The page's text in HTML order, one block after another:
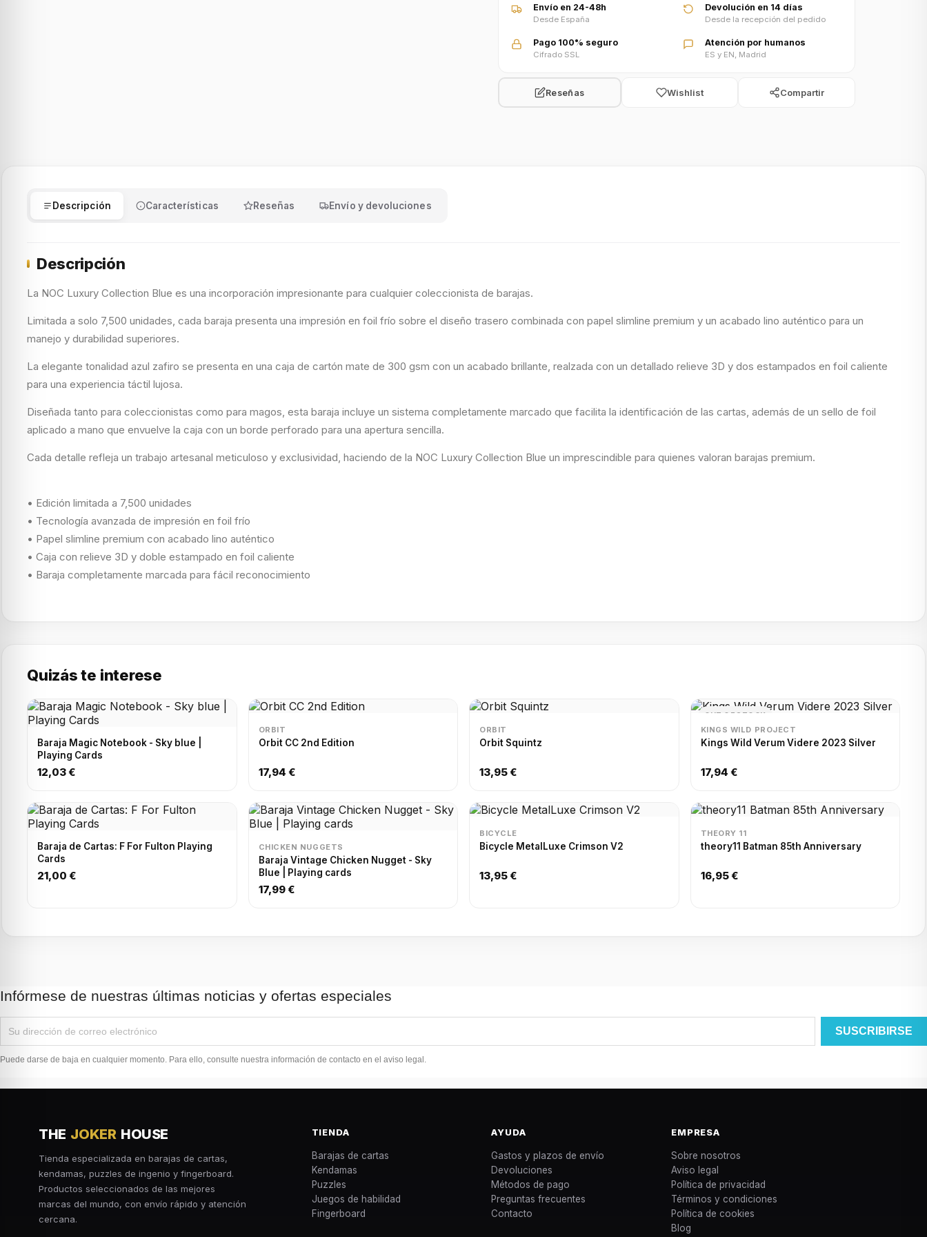
Envío en 24-48h
Desde España
Devolución en 14 días
Desde la recepción del pedido
Pago 100% seguro
Cifrado SSL
Atención por humanos
ES y EN, Madrid
Reseñas Wishlist Compartir
Descripción Características Reseñas Envío y devoluciones
Descripción
La NOC Luxury Collection Blue es una incorporación impresionante para cualquier coleccionista de barajas.
Limitada a solo 7,500 unidades, cada baraja presenta una impresión en foil frío sobre el diseño trasero combinada con papel slimline premium y un acabado lino auténtico para un
manejo y durabilidad superiores.
La elegante tonalidad azul zafiro se presenta en una caja de cartón mate de 300 gsm con un acabado brillante, realzada con un detallado relieve 3D y dos estampados en foil caliente
para una experiencia táctil lujosa.
Diseñada tanto para coleccionistas como para magos, esta baraja incluye un sistema completamente marcado que facilita la identificación de las cartas, además de un sello de foil
aplicado a mano que envuelve la caja con un borde perforado para una apertura sencilla.
Cada detalle refleja un trabajo artesanal meticuloso y exclusividad, haciendo de la NOC Luxury Collection Blue un imprescindible para quienes valoran barajas premium.
• Edición limitada a 7,500 unidades
• Tecnología avanzada de impresión en foil frío
• Papel slimline premium con acabado lino auténtico
• Caja con relieve 3D y doble estampado en foil caliente
• Baraja completamente marcada para fácil reconocimiento
Quizás te interese
Baraja Magic Notebook - Sky blue |
Playing Cards
12,03 €
ORBIT
Orbit CC 2nd Edition
17,94 €
ORBIT
Orbit Squintz
13,95 €
OUT OF STOCK
KINGS WILD PROJECT
Kings Wild Verum Videre 2023 Silver
17,94 €
Baraja de Cartas: F For Fulton Playing
Cards
21,00 €
CHICKEN NUGGETS
Baraja Vintage Chicken Nugget - Sky
Blue | Playing cards
17,99 €
BICYCLE
Bicycle MetalLuxe Crimson V2
13,95 €
THEORY 11
theory11 Batman 85th Anniversary
16,95 €
Infórmese de nuestras últimas noticias y ofertas especiales
Puede darse de baja en cualquier momento. Para ello, consulte nuestra información de contacto en el aviso legal.
THE JOKER HOUSE
Tienda especializada en barajas de cartas,
kendamas, puzzles de ingenio y fingerboard.
Productos seleccionados de las mejores
marcas del mundo, con envío rápido y atención
cercana.
TIENDA
Barajas de cartas
Kendamas
Puzzles
Juegos de habilidad
Fingerboard
AYUDA
Gastos y plazos de envío
Devoluciones
Métodos de pago
Preguntas frecuentes
Contacto
EMPRESA
Sobre nosotros
Aviso legal
Política de privacidad
Términos y condiciones
Política de cookies
Blog